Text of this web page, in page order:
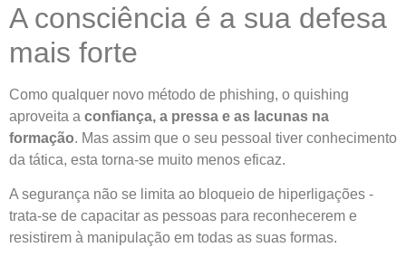
A consciência é a sua defesa
mais forte
Como qualquer novo método de phishing, o quishing
aproveita a confiança, a pressa e as lacunas na
formação. Mas assim que o seu pessoal tiver conhecimento
da tática, esta torna-se muito menos eficaz.
A segurança não se limita ao bloqueio de hiperligações -
trata-se de capacitar as pessoas para reconhecerem e
resistirem à manipulação em todas as suas formas.